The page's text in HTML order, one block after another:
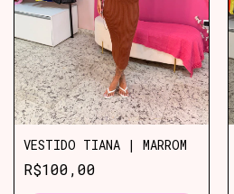
VESTIDO TIANA | MARROM
R$100,00